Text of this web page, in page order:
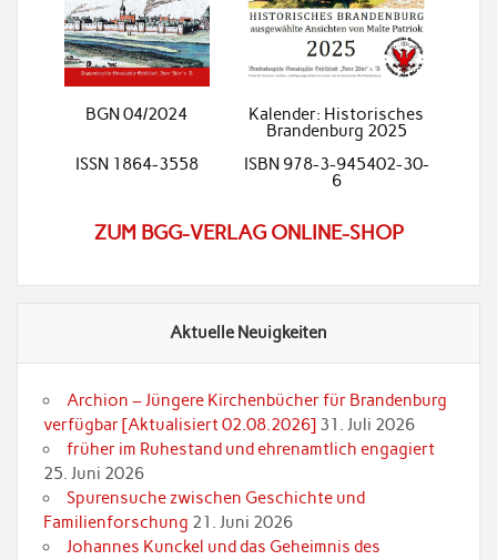
BGN 04/2024
Kalender: Historisches
Brandenburg 2025
ISSN 1864-3558
ISBN 978-3-945402-30-
6
ZUM BGG-VERLAG ONLINE-SHOP
Aktuelle Neuigkeiten
Archion – Jüngere Kirchenbücher für Brandenburg
verfügbar [Aktualisiert 02.08.2026] 31. Juli 2026
früher im Ruhestand und ehrenamtlich engagiert
25. Juni 2026
Spurensuche zwischen Geschichte und
Familienforschung 21. Juni 2026
Johannes Kunckel und das Geheimnis des